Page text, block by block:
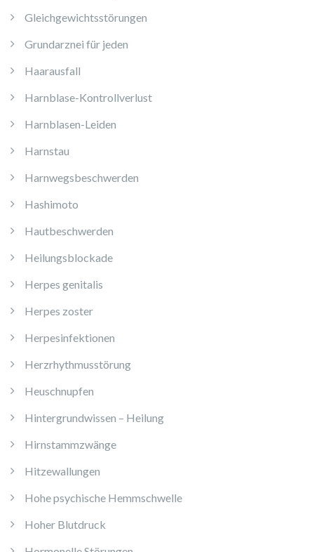
Gleichgewichtsstörungen
Grundarznei für jeden
Haarausfall
Harnblase-Kontrollverlust
Harnblasen-Leiden
Harnstau
Harnwegsbeschwerden
Hashimoto
Hautbeschwerden
Heilungsblockade
Herpes genitalis
Herpes zoster
Herpesinfektionen
Herzrhythmusstörung
Heuschnupfen
Hintergrundwissen – Heilung
Hirnstammzwänge
Hitzewallungen
Hohe psychische Hemmschwelle
Hoher Blutdruck